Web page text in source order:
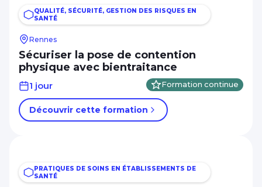
QUALITÉ, SÉCURITÉ, GESTION DES RISQUES EN
SANTÉ
Rennes
Sécuriser la pose de contention
physique avec bientraitance
1 jour Formation continue
Découvrir cette formation
PRATIQUES DE SOINS EN ÉTABLISSEMENTS DE
SANTÉ